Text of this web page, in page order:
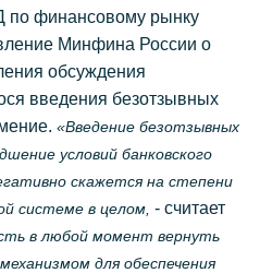
по финансовому рынку
Минфина России о
обсуждения
введения безотзывных
«Введение безотзывных
условий банковского
скажется на степени
системе в целом, - считает
в любой момент вернуть
для обеспечения